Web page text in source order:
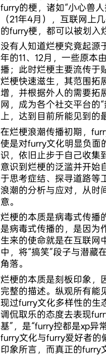
furry的梗，诸如“小心兽
（21年4月），互联网上
的furry梗，都可以被划入
没有人知道烂梗究竟起源
年的11、12月，一些原本
播；此时烂梗主要流传于
烂梗快速滋生，其范围拓
增，并根据外人的需要拓
网，成为各个社交平台的
上，达到目前所能见到的
在烂梗浪潮传播初期，
使是对furry文化明显负面
识，依旧止步于自己收集
意识到烂梗的泛滥并开始
于思考症结、探寻道路等
浪潮的分析与应对，从时
意。
烂梗的本质是病毒式传
是病毒式传播的，是因为
生来的使命就是在互联网
中，将“搞笑”段子与潜藏
角落。
烂梗的本质是刻板印象
完整的描述。纵观所有能
现过furry文化多样性的生
调侃取乐的态度去表现
基”，是“furry控都是xp异
furry文化与furry爱好者
印象所言，而真正的furry